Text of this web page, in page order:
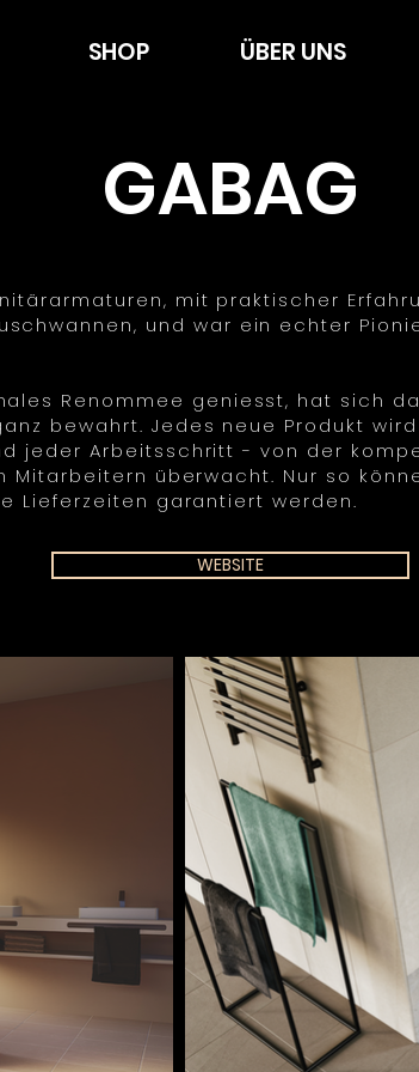
SHOP ÜBER UNS
GABAG
mit praktischer
und war ein echter
Renommee geniesst, hat sich
bewahrt. Jedes neue Produkt
jeder Arbeitsschritt - von der
Mitarbeitern überwacht. Nur so
Lieferzeiten garantiert werden.
WEBSITE